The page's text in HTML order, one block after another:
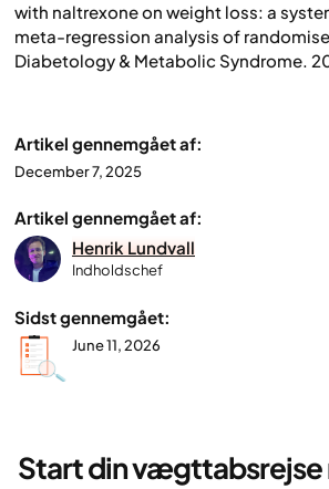
with naltrexone on weight loss: a
meta-regression analysis of
Diabetology & Metabolic Syndrome.
Artikel gennemgået af:
December 7, 2025
Artikel gennemgået af:
Henrik Lundvall
Indholdschef
Sidst gennemgået:
June 11, 2026
Start din vægttabsrejse